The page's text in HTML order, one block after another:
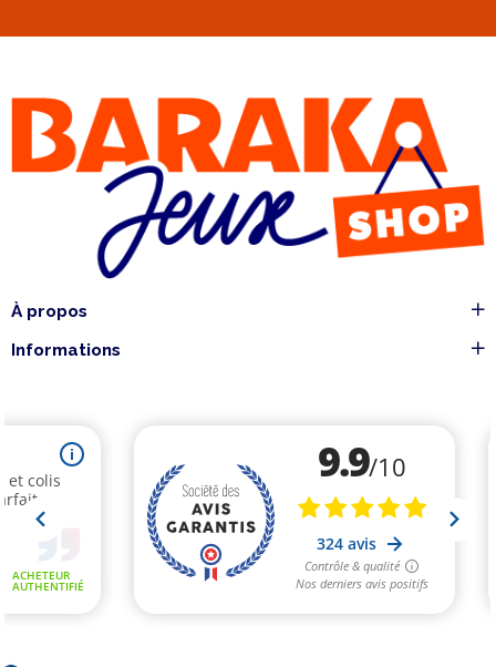
À propos
Informations